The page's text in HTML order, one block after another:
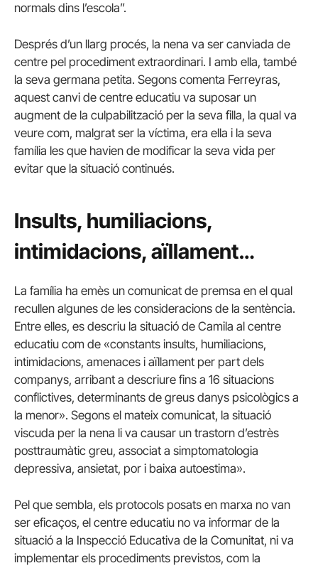
normals dins l’escola”.
Després d’un llarg procés, la nena va ser canviada de
centre pel procediment extraordinari. I amb ella, també
la seva germana petita. Segons comenta Ferreyras,
aquest canvi de centre educatiu va suposar un
augment de la culpabilització per la seva filla, la qual va
veure com, malgrat ser la víctima, era ella i la seva
família les que havien de modificar la seva vida per
evitar que la situació continués.
Insults, humiliacions,
intimidacions, aïllament…
La família ha emès un comunicat de premsa en el qual
recullen algunes de les consideracions de la sentència.
Entre elles, es descriu la situació de Camila al centre
educatiu com de «constants insults, humiliacions,
intimidacions, amenaces i aïllament per part dels
companys, arribant a descriure fins a 16 situacions
conflictives, determinants de greus danys psicològics a
la menor». Segons el mateix comunicat, la situació
viscuda per la nena li va causar un trastorn d’estrès
posttraumàtic greu, associat a simptomatologia
depressiva, ansietat, por i baixa autoestima».
Pel que sembla, els protocols posats en marxa no van
ser eficaços, el centre educatiu no va informar de la
situació a la Inspecció Educativa de la Comunitat, ni va
implementar els procediments previstos, com la